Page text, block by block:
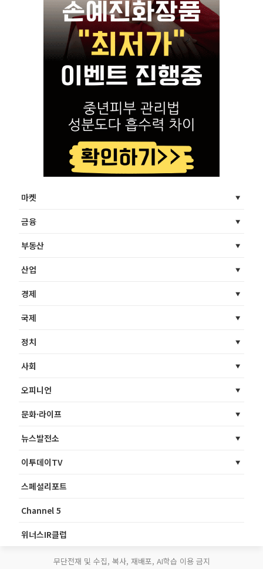
마켓
금융
부동산
산업
경제
국제
정치
사회
오피니언
문화·라이프
뉴스발전소
이투데이TV
스페셜리포트
Channel 5
위너스IR클럽
무단전재 및 수집, 복사, 재배포, AI학습 이용 금지